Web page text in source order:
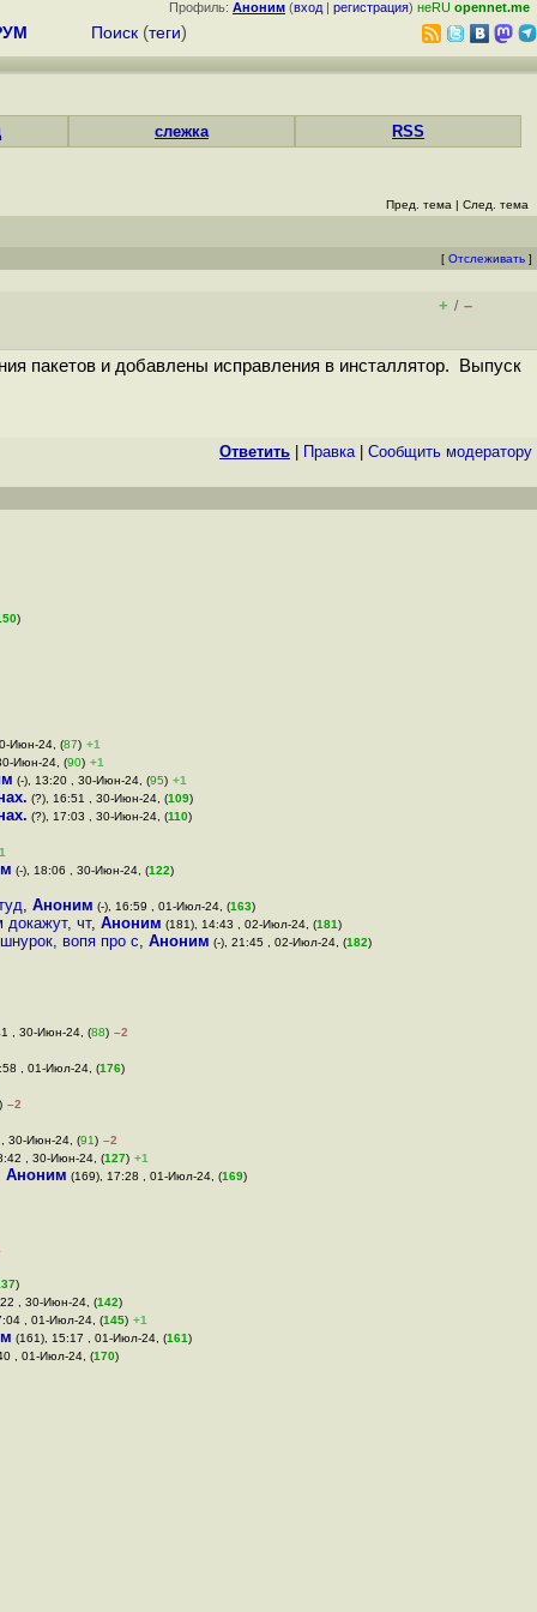
Профиль: Аноним (вход | регистрация) неRU opennet.me
Поиск (теги)
слежка RSS
Пред. тема | След. тема
[ Отслеживать ]
+ / –
пакетов и добавлены исправления в инсталлятор. Выпуск
Ответить Правка| Cообщить модератору
)
Июн-24, (87) +1
Июн-24, (90) +1
(-), 13:20 , 30-Июн-24, (95) +1
(?), 16:51 , 30-Июн-24, (109)
(?), 17:03 , 30-Июн-24, (110)
(-), 18:06 , 30-Июн-24, (122)
, Аноним (-), 16:59 , 01-Июл-24, (163)
чт, Аноним (181), 14:43 , 02-Июл-24, (181)
вопя про c, Аноним (-), 21:45 , 02-Июл-24, (182)
, 30-Июн-24, (88) –2
, 01-Июл-24, (176)
) –2
, 30-Июн-24, (91) –2
, 30-Июн-24, (127) +1
Аноним (169), 17:28 , 01-Июл-24, (169)
)
, 30-Июн-24, (142)
, 01-Июл-24, (145) +1
(161), 15:17 , 01-Июл-24, (161)
, 01-Июл-24, (170)